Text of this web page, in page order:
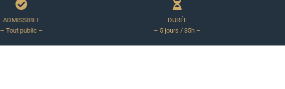
ADMISSIBLE
– Tout public –
DURÉE
– 5 jours / 35h –